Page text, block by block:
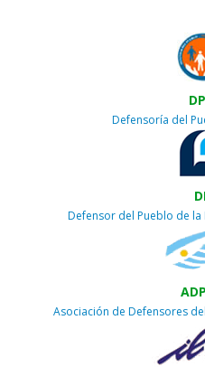
Defensoría del
Defensor del Pueblo de
Asociación de Defensores